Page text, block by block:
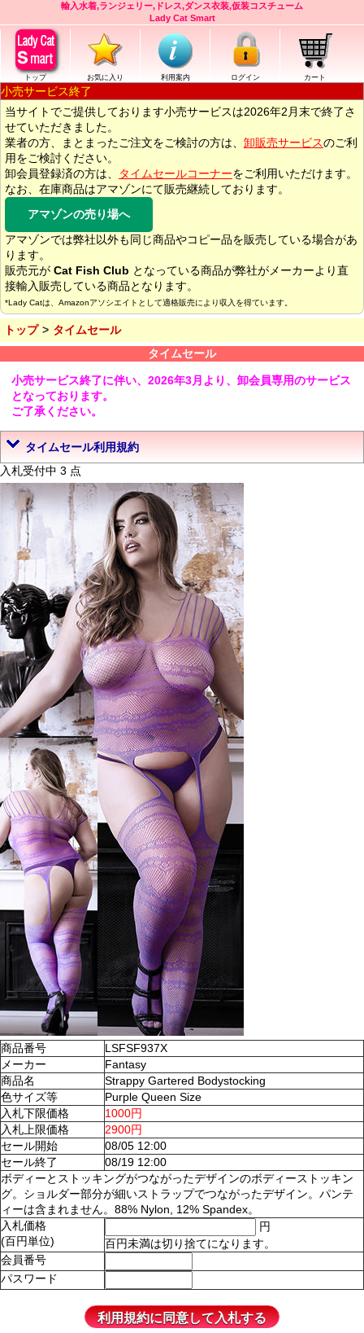
輸入水着,ランジェリー,ドレス,ダンス衣装,仮装コスチューム
Lady Cat Smart
トップ お気に入り 利用案内 ログイン カート
小売サービス終了
当サイトでご提供しております小売サービスは2026年2月末で終了さ
せていただきました。
業者の方、まとまったご注文をご検討の方は、 卸販売サービスのご利
用をご検討ください。
卸会員登録済の方は、
タイムセールコーナーをご利用いただけます。
なお、在庫商品はアマゾンにて販売継続しております。
アマゾンの売り場へ
アマゾンでは弊社以外も同じ商品やコピー品を販売している場合があ
ります。
販売元が Cat Fish Club となっている商品が弊社がメーカーより直
接輸入販売している商品となります。
*Lady Catは、Amazonアソシエイトとして適格販売により収入を得ています。
トップ
タイムセール
タイムセール
小売サービス終了に伴い、2026年3月より、卸会員専用のサービス
となっております。
ご了承ください。
タイムセール利用規約
入札受付中 3 点
商品番号
LSFSF937X
メーカー
Fantasy
商品名
Strappy Gartered Bodystocking
色サイズ等
Purple Queen Size
入札下限価格
1000円
入札上限価格
2900円
セール開始
08/05 12:00
セール終了
08/19 12:00
ボディーとストッキングがつながったデザインのボディーストッキン
グ。ショルダー部分が細いストラップでつながったデザイン。パンテ
ィーは含まれません。88% Nylon, 12% Spandex。
入札価格
(百円単位)
円
百円未満は切り捨てになります。
会員番号
パスワード